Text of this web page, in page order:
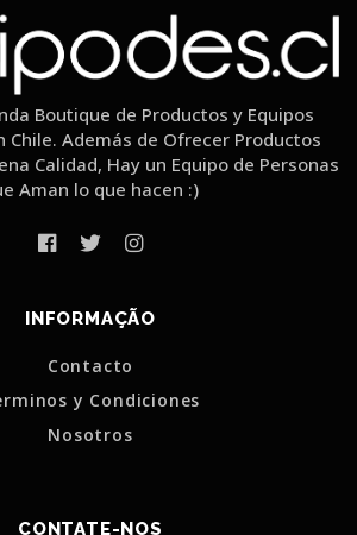
Boutique de Productos y Equipos
Chile. Además de Ofrecer Productos
Calidad, Hay un Equipo de Personas
Aman lo que hacen :)
INFORMAÇÃO
Contacto
y Condiciones
Nosotros
CONTATE-NOS